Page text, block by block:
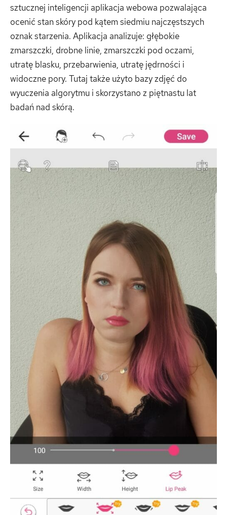
sztucznej inteligencji aplikacja webowa pozwalająca
ocenić stan skóry pod kątem siedmiu najczęstszych
oznak starzenia. Aplikacja analizuje: głębokie
zmarszczki, drobne linie, zmarszczki pod oczami,
utratę blasku, przebarwienia, utratę jędrności i
widoczne pory. Tutaj także użyto bazy zdjęć do
wyuczenia algorytmu i skorzystano z piętnastu lat
badań nad skórą.